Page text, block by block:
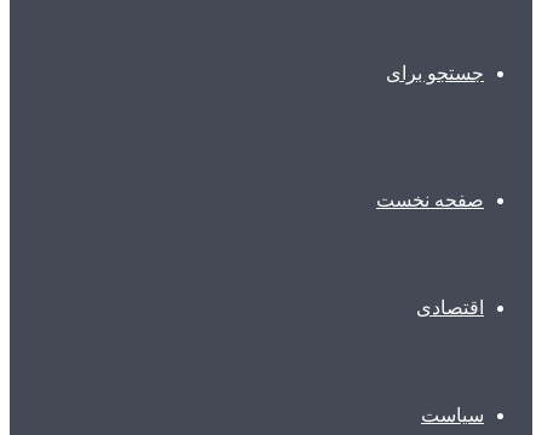
جستجو برای
صفحه نخست
اقتصادی
سیاست